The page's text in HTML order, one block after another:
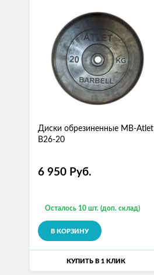
Диски обрезиненные MB-Atlet
B26-20
6 950 Руб.
Осталось 10 шт. (доп. склад)
В КОРЗИНУ
КУПИТЬ В 1 КЛИК